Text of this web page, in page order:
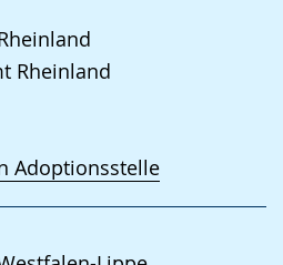
Rheinland
Adoptionsstelle